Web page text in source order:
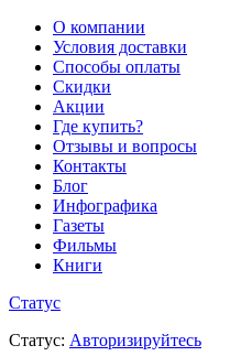
О компании
Условия доставки
Способы оплаты
Скидки
Акции
Где купить?
Отзывы и вопросы
Контакты
Блог
Инфографика
Газеты
Фильмы
Книги
Статус
Статус: Авторизируйтесь